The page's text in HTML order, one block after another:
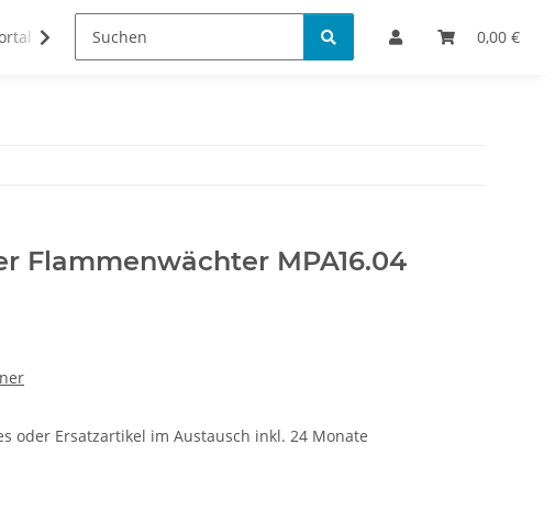
0,00 €
Bestellinformationen
Flammenwächter MPA16.04
oder Ersatzartikel im Austausch inkl. 24 Monate